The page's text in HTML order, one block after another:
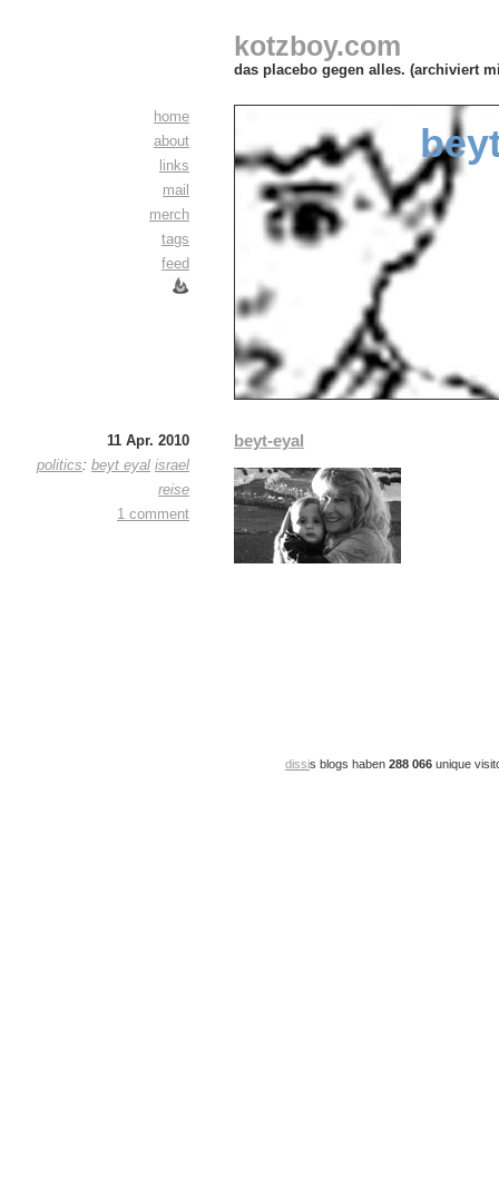
kotzboy.com
das placebo gegen alles. (archiviert
home
about
links
mail
merch
tags
feed
11 Apr. 2010
politics: beyt eyal israel
reise
1 comment
beyt-eyal
dissis blogs haben 288 066 unique